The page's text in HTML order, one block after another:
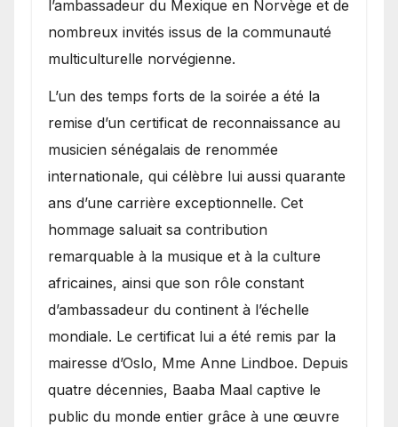
l’ambassadeur du Mexique en Norvège et de
nombreux invités issus de la communauté
multiculturelle norvégienne.
​L’un des temps forts de la soirée a été la
remise d’un certificat de reconnaissance au
musicien sénégalais de renommée
internationale, qui célèbre lui aussi quarante
ans d’une carrière exceptionnelle. Cet
hommage saluait sa contribution
remarquable à la musique et à la culture
africaines, ainsi que son rôle constant
d’ambassadeur du continent à l’échelle
mondiale. Le certificat lui a été remis par la
mairesse d’Oslo, Mme Anne Lindboe. Depuis
quatre décennies, Baaba Maal captive le
public du monde entier grâce à une œuvre